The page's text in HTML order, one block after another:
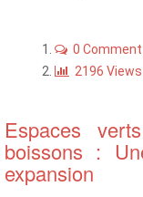
0 Comment
2196 Views
Espaces
boissons :
expansion